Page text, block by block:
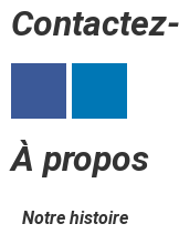
À propos
Notre histoire